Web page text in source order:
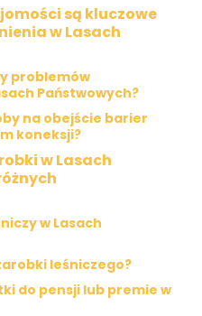
są kluczowe
w Lasach
problemów
Państwowych?
na obejście barier
koneksji?
w Lasach
w Lasach
leśniczego?
do pensji lub premie w